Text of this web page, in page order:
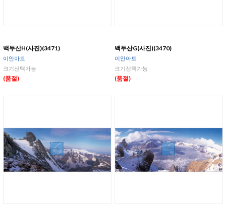
백두산H(사진)(3471)
이안아트
크기선택가능
(품절)
백두산G(사진)(3470)
이안아트
크기선택가능
(품절)